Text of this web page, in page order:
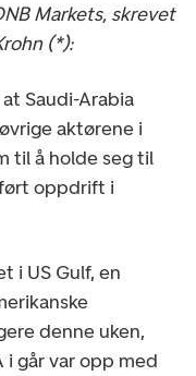
Markets, skrevet
(*):
Saudi-Arabia
aktørene i
til å holde seg til
oppdrift i
i US Gulf, en
denne uken,
går var opp med